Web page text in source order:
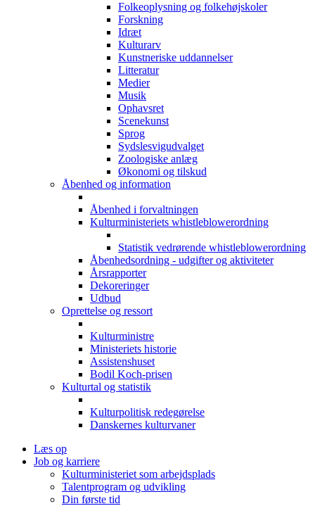
Folkeoplysning og folkehøjskoler
Forskning
Idræt
Kulturarv
Kunstneriske uddannelser
Litteratur
Medier
Musik
Ophavsret
Scenekunst
Sprog
Sydslesvigudvalget
Zoologiske anlæg
Økonomi og tilskud
Åbenhed og information
Åbenhed i forvaltningen
Kulturministeriets whistleblowerordning
Statistik vedrørende whistleblowerordning
Åbenhedsordning - udgifter og aktiviteter
Årsrapporter
Dekoreringer
Udbud
Oprettelse og ressort
Kulturministre
Ministeriets historie
Assistenshuset
Bodil Koch-prisen
Kulturtal og statistik
Kulturpolitisk redegørelse
Danskernes kulturvaner
Læs op
Job og karriere
Kulturministeriet som arbejdsplads
Talentprogram og udvikling
Din første tid